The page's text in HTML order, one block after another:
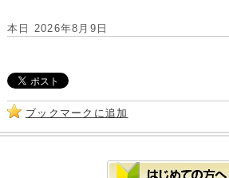
本日 2026年8月9日
ブックマークに追加